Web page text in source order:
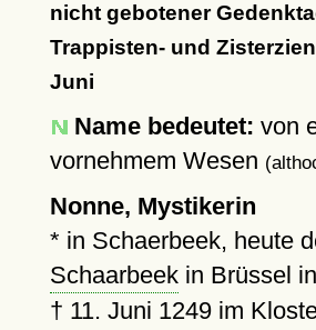
nicht gebotener
Trappisten- und
Juni
Name bedeutet: von
vornehmem Wesen
Nonne, Mystikerin
* in Schaerbeek, heute
Schaarbeekin Brüssel
† 11. Juni 1249im